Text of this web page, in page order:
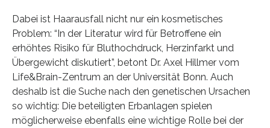
Dabei ist Haarausfall nicht nur ein kosmetisches
Problem: “In der Literatur wird für Betroffene ein
erhöhtes Risiko für Bluthochdruck, Herzinfarkt und
Übergewicht diskutiert”, betont Dr. Axel Hillmer vom
Life&Brain-Zentrum an der Universität Bonn. Auch
deshalb ist die Suche nach den genetischen Ursachen
so wichtig: Die beteiligten Erbanlagen spielen
möglicherweise ebenfalls eine wichtige Rolle bei der